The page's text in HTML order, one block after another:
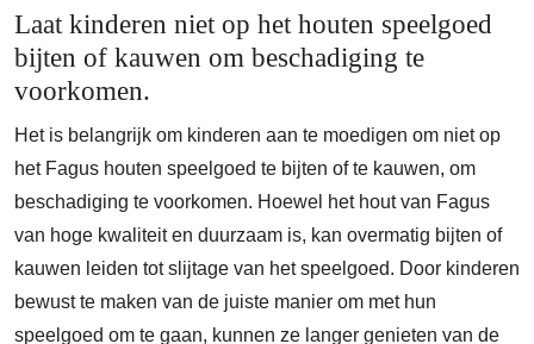
Laat kinderen niet op het houten speelgoed
bijten of kauwen om beschadiging te
voorkomen.
Het is belangrijk om kinderen aan te moedigen om niet op
het Fagus houten speelgoed te bijten of te kauwen, om
beschadiging te voorkomen. Hoewel het hout van Fagus
van hoge kwaliteit en duurzaam is, kan overmatig bijten of
kauwen leiden tot slijtage van het speelgoed. Door kinderen
bewust te maken van de juiste manier om met hun
speelgoed om te gaan, kunnen ze langer genieten van de